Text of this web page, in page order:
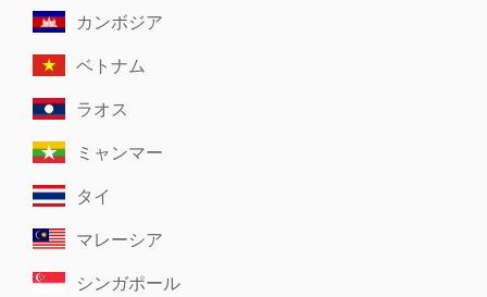
カンボジア
ベトナム
ラオス
ミャンマー
タイ
マレーシア
シンガポール